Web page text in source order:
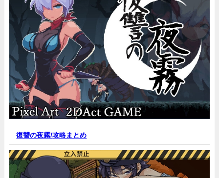
復讐の夜霧/攻略まとめ